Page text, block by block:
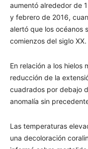
aumentó alrededor de
y febrero de 2016,
alertó que los océanos
comienzos del siglo XX.
En relación a los hielos
reducción de la
cuadrados por debajo
anomalí­a sin
Las temperaturas
una decoloración